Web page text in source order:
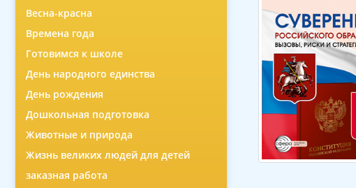
Весна-красна
Времена года
Готовимся к школе
День народного единства
День рождения
Дошкольная подготовка
Животные и природа
Жизнь великих людей для детей
заказная работа